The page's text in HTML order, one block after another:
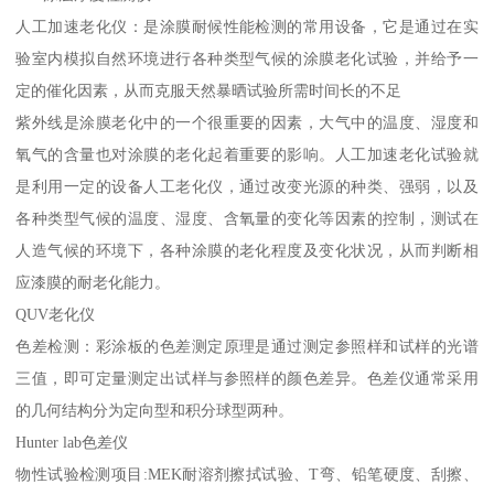
人工加速老化仪：是涂膜耐候性能检测的常用设备，它是通过在实
验室内模拟自然环境进行各种类型气候的涂膜老化试验，并给予一
定的催化因素，从而克服天然暴晒试验所需时间长的不足
紫外线是涂膜老化中的一个很重要的因素，大气中的温度、湿度和
氧气的含量也对涂膜的老化起着重要的影响。人工加速老化试验就
是利用一定的设备人工老化仪，通过改变光源的种类、强弱，以及
各种类型气候的温度、湿度、含氧量的变化等因素的控制，测试在
人造气候的环境下，各种涂膜的老化程度及变化状况，从而判断相
应漆膜的耐老化能力。
QUV老化仪
色差检测：彩涂板的色差测定原理是通过测定参照样和试样的光谱
三值，即可定量测定出试样与参照样的颜色差异。色差仪通常采用
的几何结构分为定向型和积分球型两种。
Hunter lab色差仪
物性试验检测项目:MEK耐溶剂擦拭试验、T弯、铅笔硬度、刮擦、